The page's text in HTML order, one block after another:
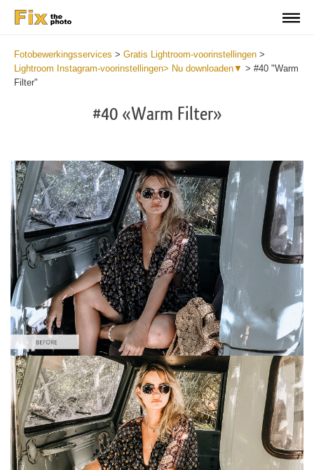
Fotobewerkingsservices > Gratis Lightroom-voorinstellingen >
Lightroom Instagram-voorinstellingen> Nu downloaden▼ > #40 "Warm
Filter"
#40 «Warm Filter»
Please select
Free Instagram Preset #40
Honey Moon
(30 Lr Presets)
Must-Have Collection